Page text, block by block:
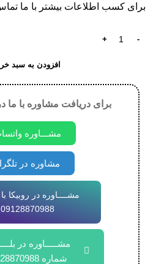
برای کسب اطلاعات بیشتر با ما
افزودن به سبد
برای دریافت مشاوره با ما
مشـــاوره
مشاوره در
مشــــاوره در روبیکا
09128870988
مشـــــاوره در
شماره 09128870988